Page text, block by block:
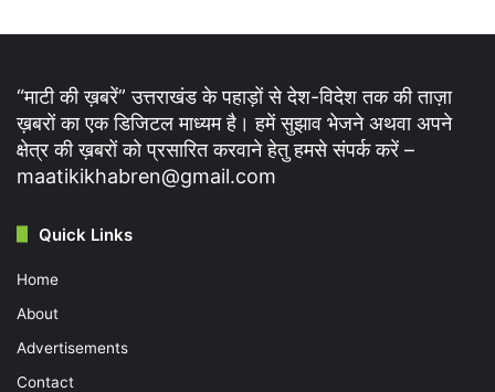
“माटी की ख़बरें” उत्तराखंड के पहाड़ों से देश-विदेश तक की ताज़ा
ख़बरों का एक डिजिटल माध्यम है। हमें सुझाव भेजने अथवा अपने
क्षेत्र की ख़बरों को प्रसारित करवाने हेतु हमसे संपर्क करें –
maatikikhabren@gmail.com
Quick Links
Home
About
Advertisements
Contact